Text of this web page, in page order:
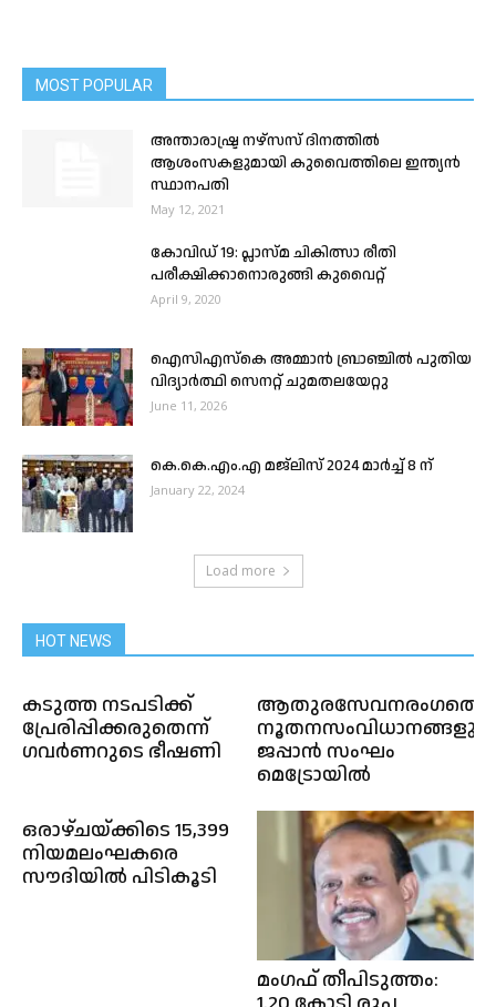
MOST POPULAR
അന്താരാഷ്ട്ര നഴ്‌സസ്‌ ദിനത്തില്‍
ആശംസകളുമായി കുവൈത്തിലെ ഇന്ത്യന്‍
സ്ഥാനപതി
May 12, 2021
കോവിഡ് 19: പ്ലാസ്മ ചികിത്സാ രീതി
പരീക്ഷിക്കാനൊരുങ്ങി കുവൈറ്റ്
April 9, 2020
ഐസിഎസ്കെ അമ്മാൻ ബ്രാഞ്ചിൽ പുതിയ
വിദ്യാർത്ഥി സെനറ്റ് ചുമതലയേറ്റു
June 11, 2026
കെ.കെ.എം.എ മജ്ലിസ് 2024 മാർച്ച് 8 ന്
January 22, 2024
Load more
HOT NEWS
കടുത്ത നടപടിക്ക്‌
പ്രേരിപ്പിക്കരുതെന്ന്
ഗവർണറുടെ ഭീഷണി
ആതുരസേവനരംഗത്തെ
ജപ്പാൻ സംഘം
മെട്രോയിൽ
ഒരാഴ്ചയ്ക്കിടെ 15,399
നിയമലംഘകരെ
സൗദിയിൽ പിടികൂടി
മംഗഫ് തീപിടുത്തം: